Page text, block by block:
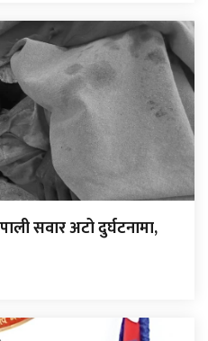
सवार अटो दुर्घटनामा,